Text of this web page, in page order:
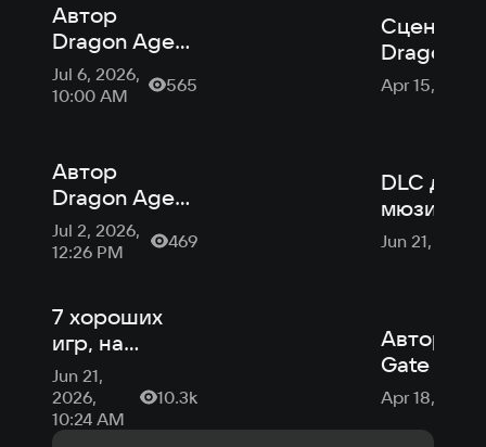
Автор
Dragon Age
делает RPG
про
может
никогда не
выйти
Jul 6, 2026,
10:00 AM
565
Автор
Dragon Age
назвал ИИ
«заразной
индустрии
Jul 2, 2026,
12:26 PM
469
7 хороших
игр, на
которые
мало кто
обратил
Jun 21,
2026,
10:24 AM
10.3k
Dragon
пытался
денег
Apr 15, 2025
DLC для
мюзикла
Gods от
Jun 21, 2024
Автор
Gate 3
то, что
Apr 18, 2024